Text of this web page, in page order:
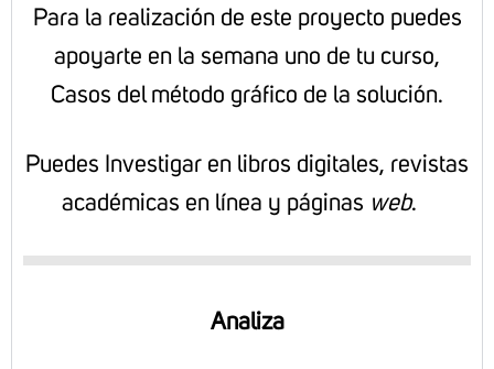
Para la realización de este proyecto puedes
apoyarte en la semana uno de tu curso,
Casos del método gráfico de la solución.
Puedes Investigar en libros digitales, revistas
académicas en línea y páginas web.
Analiza